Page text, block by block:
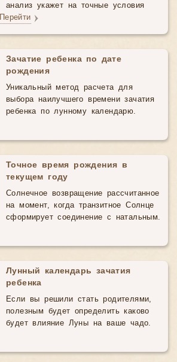
анализ укажет на точные условия
Перейти
Зачатие ребенка по дате
рождения
Уникальный метод расчета для
выбора наилучшего времени зачатия
ребенка по лунному календарю.
Точное время рождения в
текущем году
Солнечное возвращение рассчитанное
на момент, когда транзитное Солнце
сформирует соединение с натальным.
Лунный календарь зачатия
ребенка
Если вы решили стать родителями,
полезным будет определить каково
будет влияние Луны на ваше чадо.